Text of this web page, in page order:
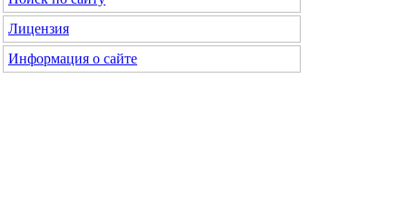
Лицензия
Информация о сайте